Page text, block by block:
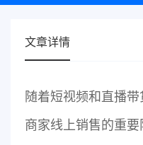
文章详情
随着短视频和直播
商家线上销售的重